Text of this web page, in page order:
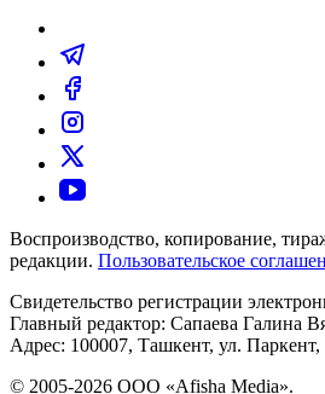
Воспроизводство, копирование,
редакции. Пользовательское
Свидетельство регистрации
Главный редактор: Сапаева Галина
Адрес: 100007, Ташкент, ул.
© 2005-2026 ООО «Afisha Media».